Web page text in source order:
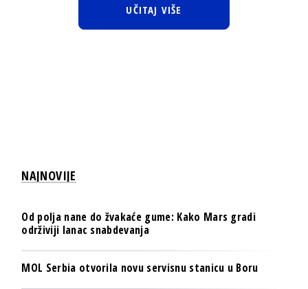
UČITAJ VIŠE
NAJNOVIJE
Od polja nane do žvakaće gume: Kako Mars gradi
održiviji lanac snabdevanja
MOL Serbia otvorila novu servisnu stanicu u Boru